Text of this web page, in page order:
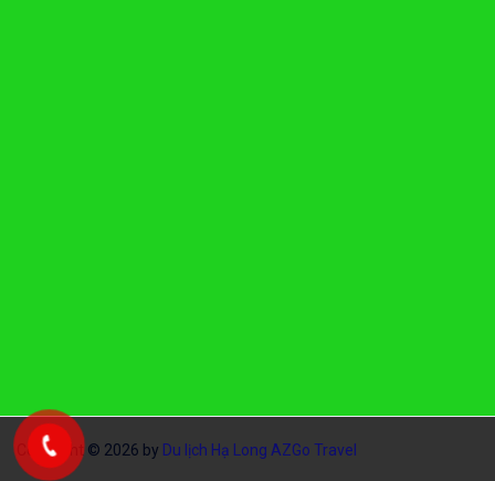
Copyright © 2026 by Du lịch Hạ Long AZGo Travel